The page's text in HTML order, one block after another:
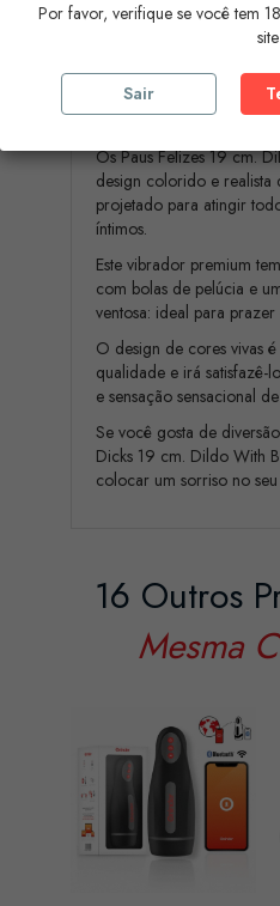
Descrição
Os Paus Felizes 19 cm.
design colorido e realista
projetado para atingir
íntimos.
Este vibrador premium
com bolas de pelúcia e
ventosa: ideal para
O design de cores vivas
qualidade e irá satisfazê-
e sensação sensacional
Se você gosta de
Dicks 19 cm. Dildo With
colocar um sorriso no
16 Outros
Mesma
Por favor, verifique se você tem
site
Sair